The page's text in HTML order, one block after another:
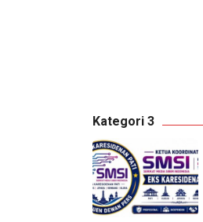
Kategori 3